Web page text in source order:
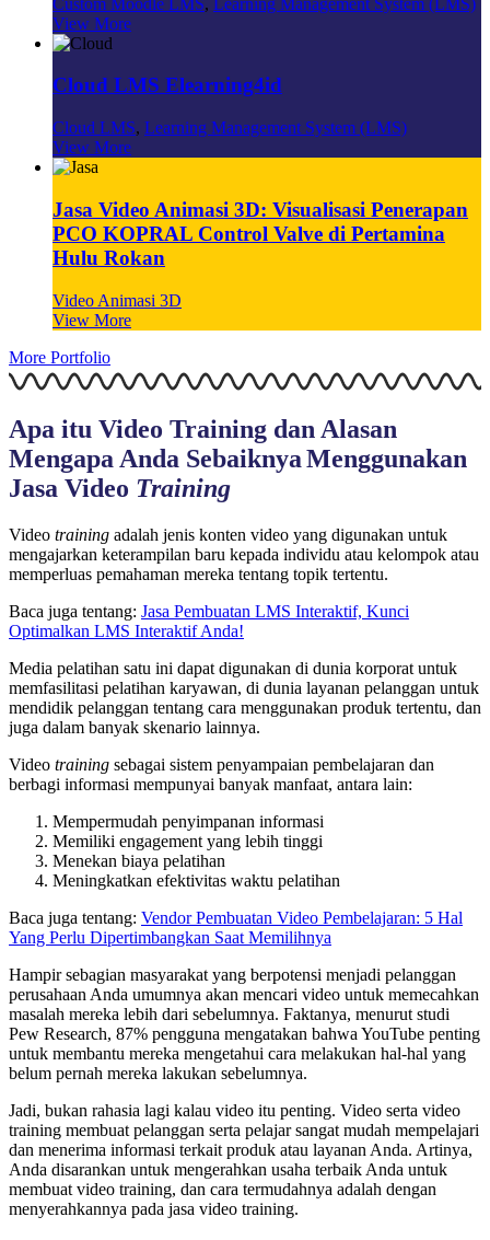
View More
Cloud LMS Elearning4id
Cloud LMS, Learning Management System (LMS)
View More
Jasa Video Animasi 3D: Visualisasi Penerapan
PCO KOPRAL Control Valve di Pertamina
Hulu Rokan
Video Animasi 3D
View More
More Portfolio
Apa itu Video Training dan Alasan
Mengapa Anda SebaiknyaMenggunakan
Jasa Video Training
Video training adalah jenis konten video yang digunakan untuk
mengajarkan keterampilan baru kepada individu atau kelompok atau
memperluas pemahaman mereka tentang topik tertentu.
Baca juga tentang: Jasa Pembuatan LMS Interaktif, Kunci
Optimalkan LMS Interaktif Anda!
Media pelatihan satu ini dapat digunakan di dunia korporat untuk
memfasilitasi pelatihan karyawan, di dunia layanan pelanggan untuk
mendidik pelanggan tentang cara menggunakan produk tertentu, dan
juga dalam banyak skenario lainnya.
Video training sebagai sistem penyampaian pembelajaran dan
berbagi informasi mempunyai banyak manfaat, antara lain:
Mempermudah penyimpanan informasi
Memiliki engagement yang lebih tinggi
Menekan biaya pelatihan
Meningkatkan efektivitas waktu pelatihan
Baca juga tentang: Vendor Pembuatan Video Pembelajaran: 5 Hal
Yang Perlu Dipertimbangkan Saat Memilihnya
Hampir sebagian masyarakat yang berpotensi menjadi pelanggan
perusahaan Anda umumnya akan mencari video untuk memecahkan
masalah mereka lebih dari sebelumnya. Faktanya, menurut studi
Pew Research, 87% pengguna mengatakan bahwa YouTube penting
untuk membantu mereka mengetahui cara melakukan hal-hal yang
belum pernah mereka lakukan sebelumnya.
Jadi, bukan rahasia lagi kalau video itu penting. Video serta video
training membuat pelanggan serta pelajar sangat mudah mempelajari
dan menerima informasi terkait produk atau layanan Anda. Artinya,
Anda disarankan untuk mengerahkan usaha terbaik Anda untuk
membuat video training, dan cara termudahnya adalah dengan
menyerahkannya pada jasa video training.